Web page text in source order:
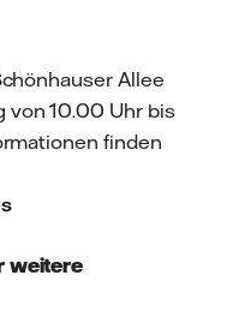
Allee
von 10.00 Uhr bis
finden
weitere